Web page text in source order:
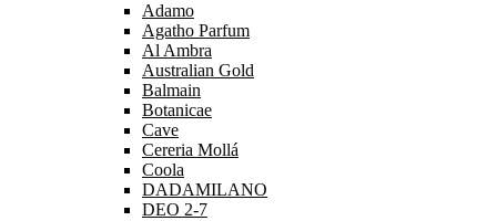
Adamo
Agatho Parfum
Al Ambra
Australian Gold
Balmain
Botanicae
Cave
Cereria Mollá
Coola
DADAMILANO
DEO 2-7